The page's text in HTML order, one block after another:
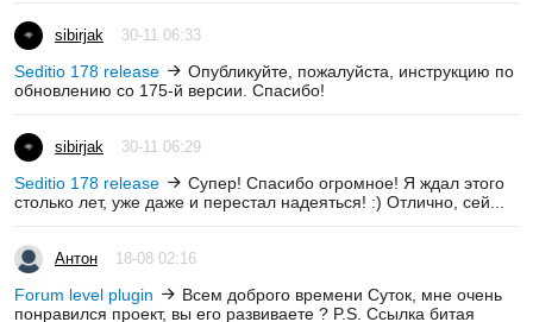
sibirjak 30-11 06:33
Seditio 178 release
Опубликуйте, пожалуйста, инструкцию по
обновлению со 175-й версии. Спасибо!
sibirjak 30-11 06:29
Seditio 178 release
Супер! Спасибо огромное! Я ждал этого
столько лет, уже даже и перестал надеяться! :) Отлично, сей...
Антон 18-08 02:16
Forum level plugin
Всем доброго времени Суток, мне очень
понравился проект, вы его развиваете ? P.S. Ссылка битая